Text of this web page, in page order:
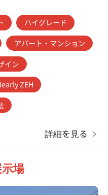
ハイグレード
アパート・マンション
イン
ZEH
詳細を見る
場